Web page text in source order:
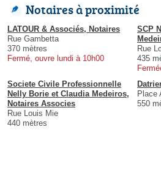
Notaires à proximité
LATOUR & Associés, Notaires
Rue Gambetta
370 mètres
Fermé, ouvre lundi à 10h00
SCP
Rue
435
Societe Civile Professionnelle
Nelly Borie et Claudia Medeiros,
Notaires Associes
Rue Louis Mie
440 mètres
Place
550